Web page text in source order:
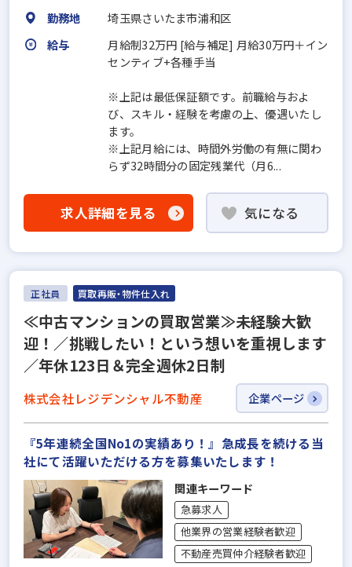
勤務地
埼玉県さいたま市浦和区
給与
月給制32万円 [給与補足] 月給30万円＋イン
センティブ+各種手当
※上記は最低保証額です。前職給与およ
び、スキル・経験を考慮の上、優遇いたし
ます。
※上記月給には、時間外労働の有無に関わ
らず32時間分の固定残業代（月6...
求人詳細を見る 気になる
正社員 買取再販・物件仕入れ
≪中古マンションの買取営業≫未経験大歓
迎！／挑戦したい！という想いを重視します
／年休123日＆完全週休2日制
株式会社レジデンシャル不動産 企業ページ
『5年連続全国No1の実績あり！』急成長を続ける当
社にて活躍いただける方を募集いたします！
関連キーワード
急募求人
他業界の営業経験者歓迎
不動産売買仲介経験者歓迎